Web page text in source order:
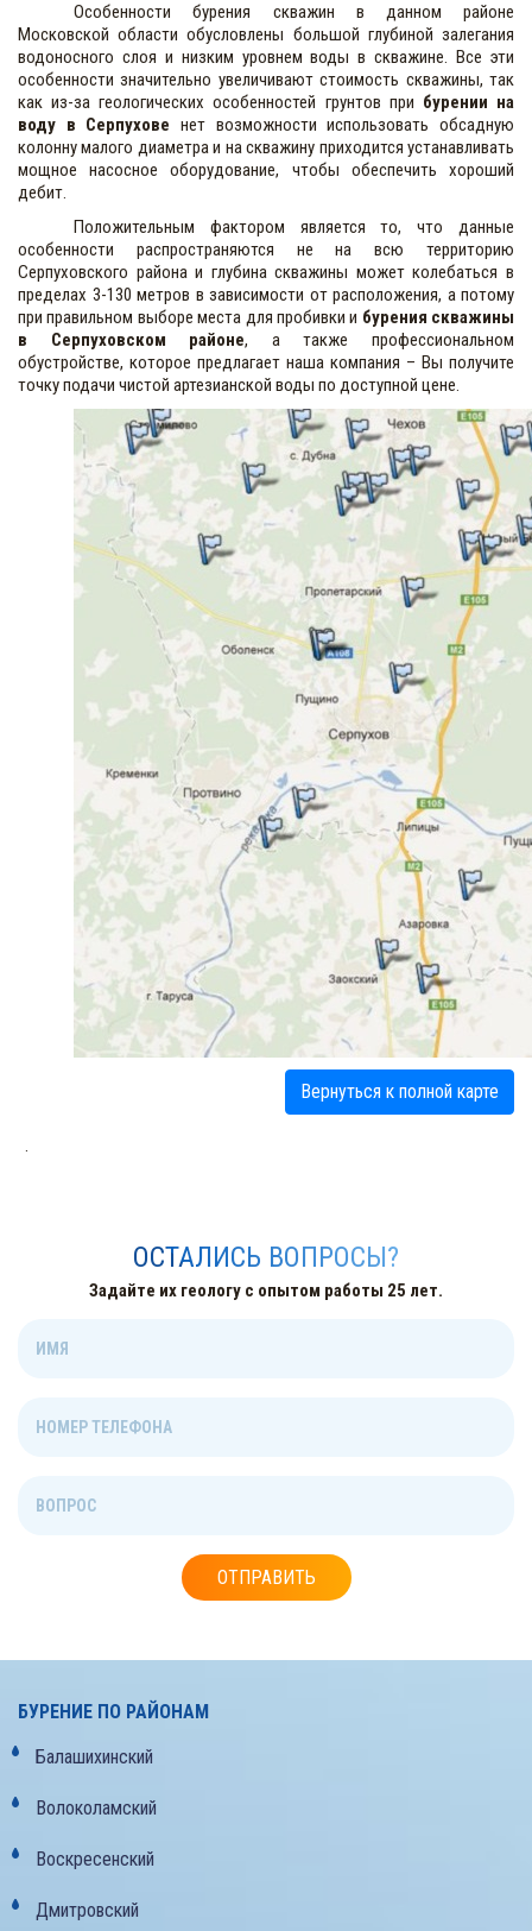
Особенности бурения скважин в данном районе
Московской области обусловлены большой глубиной залегания
водоносного слоя и низким уровнем воды в скважине. Все эти
особенности значительно увеличивают стоимость скважины, так
как из-за геологических особенностей грунтов при бурении на
воду в Серпухове нет возможности использовать обсадную
колонну малого диаметра и на скважину приходится устанавливать
мощное насосное оборудование, чтобы обеспечить хороший
дебит.
Положительным фактором является то, что данные
особенности распространяются не на всю территорию
Серпуховского района и глубина скважины может колебаться в
пределах 3-130 метров в зависимости от расположения, а потому
при правильном выборе места для пробивки и бурения скважины
в Серпуховском районе, а также профессиональном
обустройстве, которое предлагает наша компания – Вы получите
точку подачи чистой артезианской воды по доступной цене.
Вернуться к полной карте
.
ОСТАЛИСЬ ВОПРОСЫ?
Задайте их геологу с опытом работы 25 лет.
ОТПРАВИТЬ
БУРЕНИЕ ПО РАЙОНАМ
Балашихинский
Волоколамский
Воскресенский
Дмитровский